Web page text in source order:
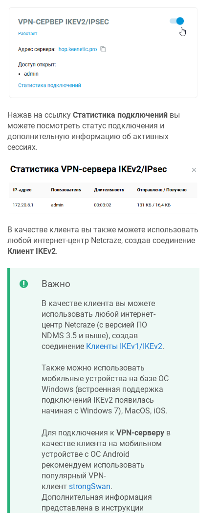
Нажав на ссылку Статистика подключений вы
можете посмотреть статус подключения и
дополнительную информацию об активных
сессиях.
В качестве клиента вы также можете использовать
любой интернет-центр Netcraze, создав соединение
Клиент IKEv2.
Важно
В качестве клиента вы можете
использовать любой интернет-
центр Netcraze (с версией ПО
NDMS 3.5 и выше), создав
соединение Клиенты IKEv1/IKEv2.
Также можно использовать
мобильные устройства на базе ОС
Windows (встроенная поддержка
подключений IKEv2 появилась
начиная с Windows 7), MacOS, iOS.
Для подключения к VPN-серверу в
качестве клиента на мобильном
устройстве с ОС Android
рекомендуем использовать
популярный VPN-
клиент strongSwan.
Дополнительная информация
представлена в инструкции